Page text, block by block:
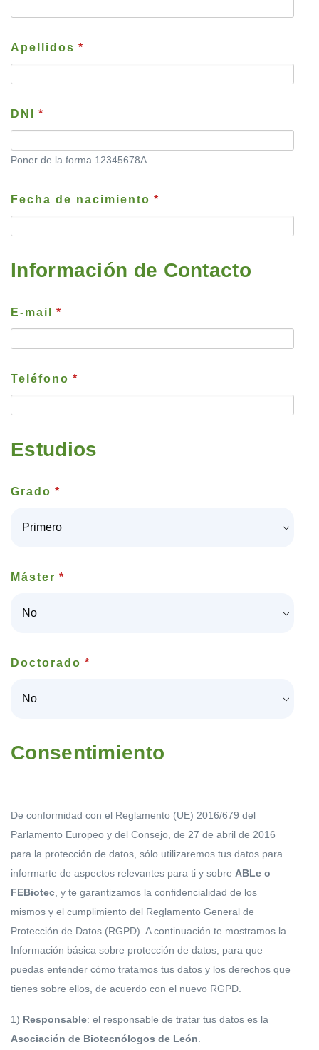
Apellidos *
DNI *
Poner de la forma 12345678A.
Fecha de nacimiento *
Información de Contacto
E-mail *
Teléfono *
Estudios
Grado *
Máster *
Doctorado *
Consentimiento
De conformidad con el Reglamento (UE) 2016/679 del
Parlamento Europeo y del Consejo, de 27 de abril de 2016
para la protección de datos, sólo utilizaremos tus datos para
informarte de aspectos relevantes para ti y sobre ABLe o
FEBiotec , y te garantizamos la confidencialidad de los
mismos y el cumplimiento del Reglamento General de
Protección de Datos (RGPD). A continuación te mostramos la
Información básica sobre protección de datos, para que
puedas entender cómo tratamos tus datos y los derechos que
tienes sobre ellos, de acuerdo con el nuevo RGPD.
1) Responsable: el responsable de tratar tus datos es la
Asociación de Biotecnólogos de León